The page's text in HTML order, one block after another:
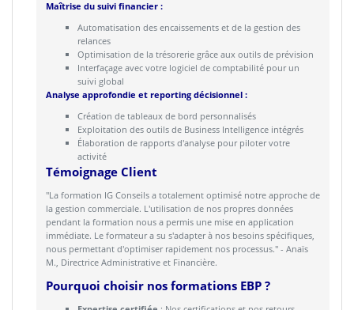
Maîtrise du suivi financier :
Automatisation des encaissements et de la gestion des
relances
Optimisation de la trésorerie grâce aux outils de prévision
Interfaçage avec votre logiciel de comptabilité pour un
suivi global
Analyse approfondie et reporting décisionnel :
Création de tableaux de bord personnalisés
Exploitation des outils de Business Intelligence intégrés
Élaboration de rapports d'analyse pour piloter votre
activité
Témoignage Client
"La formation IG Conseils a totalement optimisé notre approche de
la gestion commerciale. L'utilisation de nos propres données
pendant la formation nous a permis une mise en application
immédiate. Le formateur a su s'adapter à nos besoins spécifiques,
nous permettant d'optimiser rapidement nos processus." - Anaïs
M., Directrice Administrative et Financière.
Pourquoi choisir nos formations EBP ?